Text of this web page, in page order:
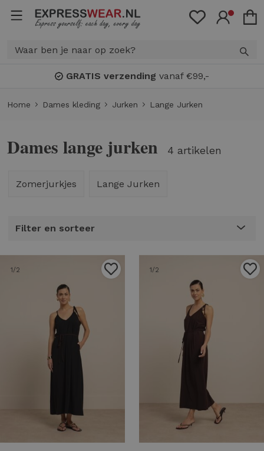
verzendingvanaf €99,-
Home Dames kleding Jurken Lange Jurken
Dames lange jurken 4 artikelen
Zomerjurkjes Lange Jurken
Filter en sorteer
1/2 1/2